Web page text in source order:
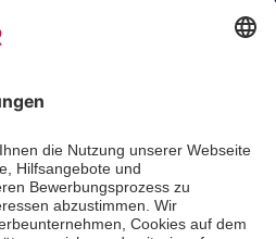
Sie in regelmäßigen
abonnieren